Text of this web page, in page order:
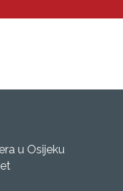
u Osijeku